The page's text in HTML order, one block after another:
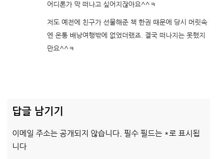
어디론가 막 떠나고 싶어지잖아요^^ㅋ
저도 예전에 친구가 선물해준 책 한권 때문에 당시 머릿속
엔 온통 배낭여행밖에 없었더랬죠. 결국 떠나지는 못했지
만요^^ㅋ
답글 남기기
이메일 주소는 공개되지 않습니다. 필수 필드는 * 로 표시됩
니다